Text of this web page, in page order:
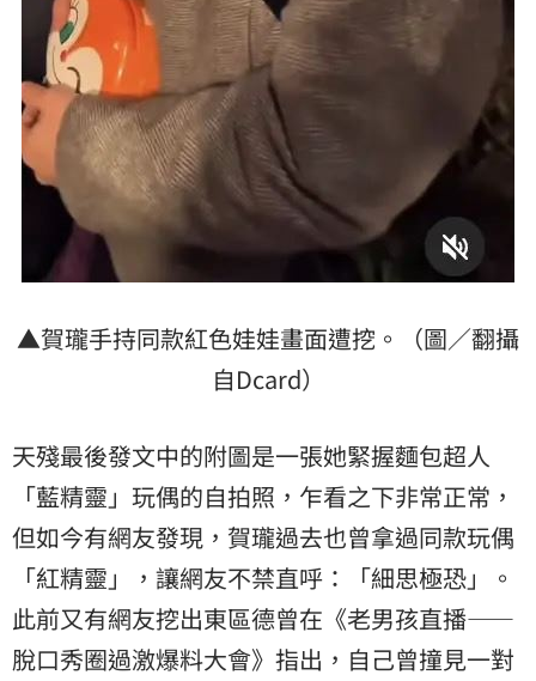
▲賀瓏手持同款紅色娃娃畫面遭挖。（圖／翻攝
自Dcard）
天殘最後發文中的附圖是一張她緊握麵包超人
「藍精靈」玩偶的自拍照，乍看之下非常正常，
但如今有網友發現，賀瓏過去也曾拿過同款玩偶
「紅精靈」，讓網友不禁直呼：「細思極恐」。
此前又有網友挖出東區德曾在《老男孩直播——
脫口秀圈過激爆料大會》指出，自己曾撞見一對